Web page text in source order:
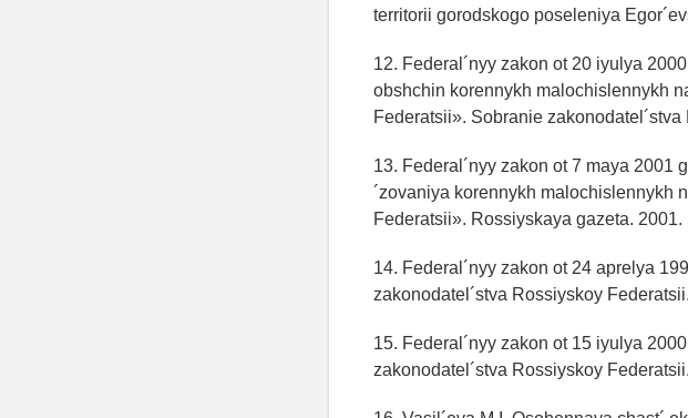
territorii gorodskogo poseleniya
12. Federal´nyy zakon ot 20 iyulya
obshchin korennykh malochislennykh
Federatsii». Sobranie
13. Federal´nyy zakon ot 7 maya
´zovaniya korennykh malochislennykh
Federatsii». Rossiyskaya gazeta.
14. Federal´nyy zakon ot 24 aprelya
zakonodatel´stva Rossiyskoy
15. Federal´nyy zakon ot 15 iyulya
zakonodatel´stva Rossiyskoy